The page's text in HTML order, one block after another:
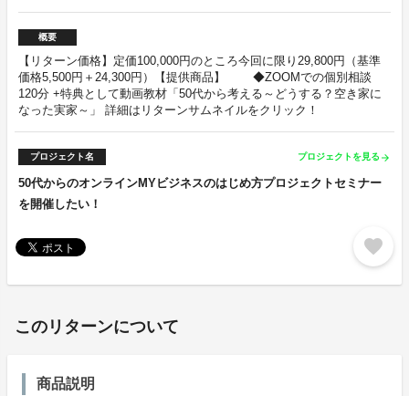
概要
【リターン価格】定価100,000円のところ今回に限り29,800円（基準
価格5,500円＋24,300円）【提供商品】 ◆ZOOMでの個別相談
120分 +特典として動画教材「50代から考える～どうする？空き家に
なった実家～」 詳細はリターンサムネイルをクリック！
プロジェクト名 プロジェクトを見る arrow_forward
50代からのオンラインMYビジネスのはじめ方プロジェクトセミナー
を開催したい！
favorite
このリターンについて
商品説明